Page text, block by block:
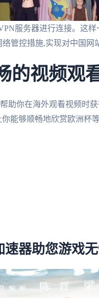
服务器进行连接。这
管控措施,实现对中国网
的视频观
助你在海外观看视频时
能够顺畅地欣赏欧洲杯等
速器助您游戏